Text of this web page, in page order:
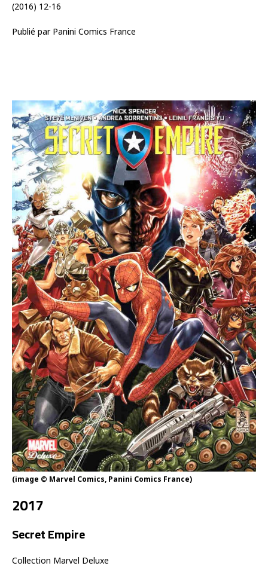
(2016) 12-16
Publié par Panini Comics France
(image © Marvel Comics, Panini Comics France)
2017
Secret Empire
Collection Marvel Deluxe